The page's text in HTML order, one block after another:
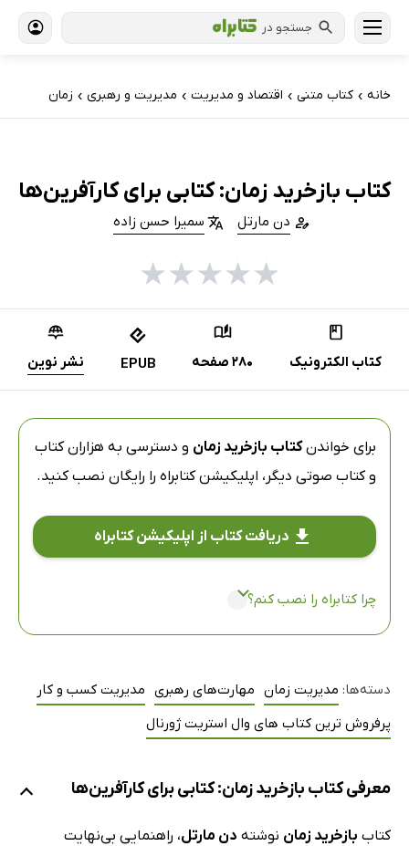
جستجو در
خانه › کتاب‌ متنی › اقتصاد و مدیریت › مدیریت و رهبری › زمان
کتاب بازخرید زمان: کتابی برای کارآفرین‌ها
دن مارتل سمیرا حسن زاده
★
★
★
★
★
کتاب الکترونیک 280 صفحه EPUB نشر نوین
برای خواندنکتاب بازخرید زمان و دسترسی به هزاران کتاب
و کتاب صوتی دیگر، اپلیکیشن کتابراه را رایگان نصب کنید.
دریافت کتاب از اپلیکیشن کتابراه
چرا کتابراه را نصب کنم؟
دسته‌ها: مدیریت زمان مهارت‌های رهبری مدیریت کسب و کار
پرفروش ترین کتاب های وال استریت ژورنال
معرفی کتاب بازخرید زمان: کتابی برای کارآفرین‌ها
کتاب بازخرید زمان نوشته دن مارتل، راهنمایی بی‌نهایت